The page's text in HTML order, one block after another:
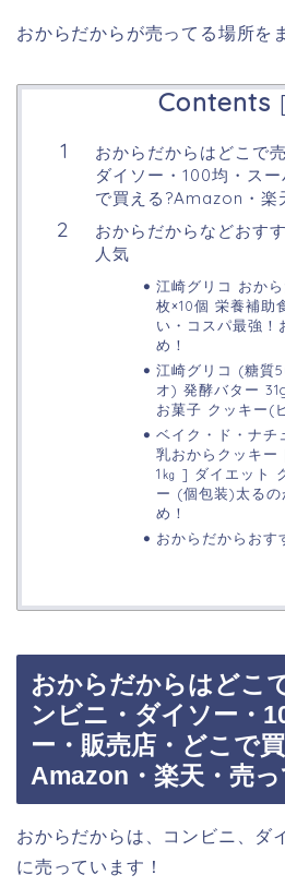
おからだからが売ってる場所を
Contents
おからだからはどこで
ダイソー・100均・ス
で買える?Amazon・楽
おからだからなどおす
人気
江崎グリコ おか
枚×10個 栄養補助
い・コスパ最強！
め！
江崎グリコ (糖質
オ) 発酵バター
お菓子 クッキー(
ベイク・ド・ナチ
乳おからクッキ
1㎏ ] ダイエット
ー (個包装)太るの
め！
おからだからおす
おからだからはどこ
ンビニ・ダイソー・
ー・販売店・どこで
Amazon・楽天・売
おからだからは、コンビニ、ダ
に売っています！